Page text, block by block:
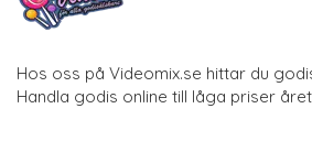
Hos oss på Videomix.se hittar du
Handla godis online till låga priser